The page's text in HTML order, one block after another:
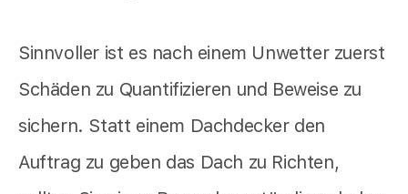
Sinnvoller ist es nach einem Unwetter zuerst
Schäden zu Quantifizieren und Beweise zu
sichern. Statt einem Dachdecker den
Auftrag zu geben das Dach zu Richten,